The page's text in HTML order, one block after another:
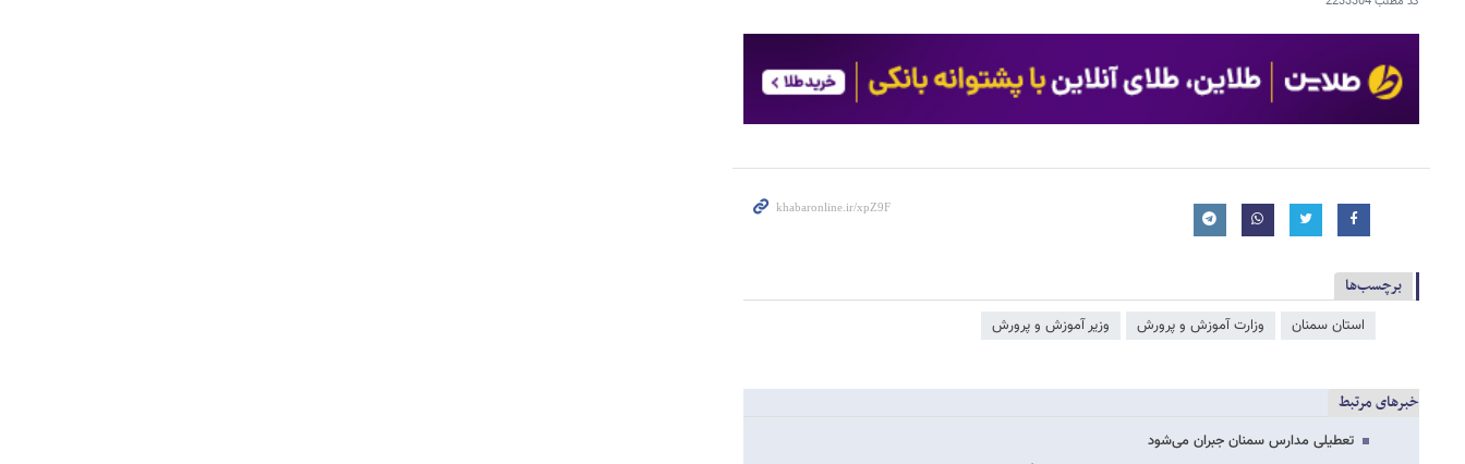
برچسب‌ها
استان سمنان وزارت آموزش و پرورش وزیر آموزش و پرورش
خبرهای مرتبط
تعطیلی‌ مدارس سمنان جبران می‌شود